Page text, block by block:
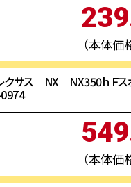
（本体価
サス NX NX350ｈＦス
（本体価